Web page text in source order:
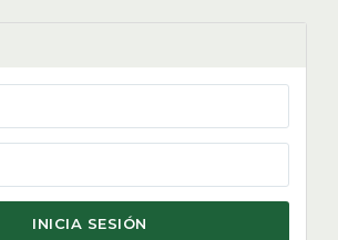
INICIA SESIÓN